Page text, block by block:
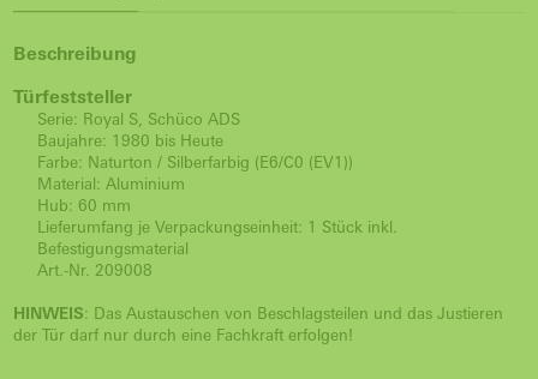
Beschreibung
Türfeststeller
Serie: Royal S, Schüco ADS
Baujahre: 1980 bis Heute
Farbe: Naturton / Silberfarbig (E6/C0 (EV1))
Material: Aluminium
Hub: 60 mm
Lieferumfang je Verpackungseinheit: 1 Stück inkl.
Befestigungsmaterial
Art.-Nr. 209008
HINWEIS: Das Austauschen von Beschlagsteilen und das Justieren
der Tür darf nur durch eine Fachkraft erfolgen!